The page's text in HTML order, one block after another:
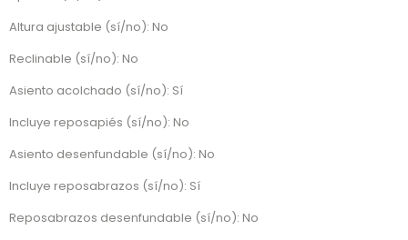
Altura ajustable (sí/no): No
Reclinable (sí/no): No
Asiento acolchado (sí/no): Sí
Incluye reposapiés (sí/no): No
Asiento desenfundable (sí/no): No
Incluye reposabrazos (sí/no): Sí
Reposabrazos desenfundable (sí/no): No